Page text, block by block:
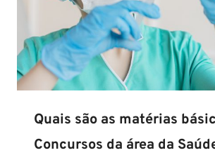
Quais são as matérias
Concursos da área da